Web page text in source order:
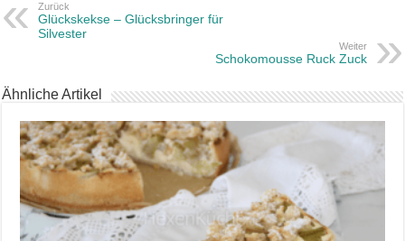
Zurück
Glückskekse – Glücksbringer für
Silvester
Weiter
Schokomousse Ruck Zuck
Ähnliche Artikel